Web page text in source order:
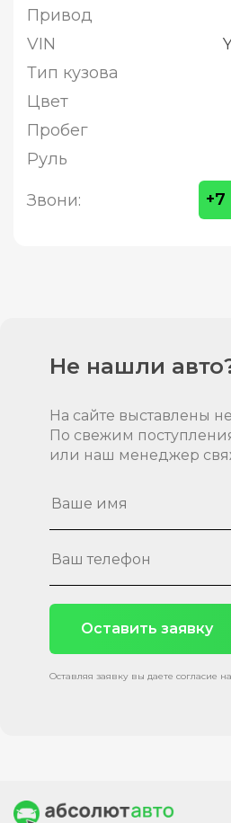
Привод
VIN
Тип кузова
Цвет
Пробег
Руль
Звони:
Не нашли
На сайте выставлены
По свежим
или наш менеджер
Оставить заявку
Оставляя заявку вы даете согласие